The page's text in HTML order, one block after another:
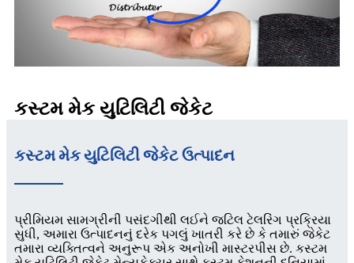
કસ્ટમ મેક યુટિલિટી જેકેટ
કસ્ટમ મેક યુટિલિટી જેકેટ ઉત્પાદન
પ્રીમિયમ સામગ્રીની પસંદગીથી લઈને જટિલ ટેલરિંગ પ્રક્રિયા
સુધી, અમારા ઉત્પાદનનું દરેક પગલું ખાતરી કરે છે કે તમારું જેકેટ
તમારા વ્યક્તિત્વને અનુરૂપ એક અનોખી માસ્ટરપીસ છે. કસ્ટમ